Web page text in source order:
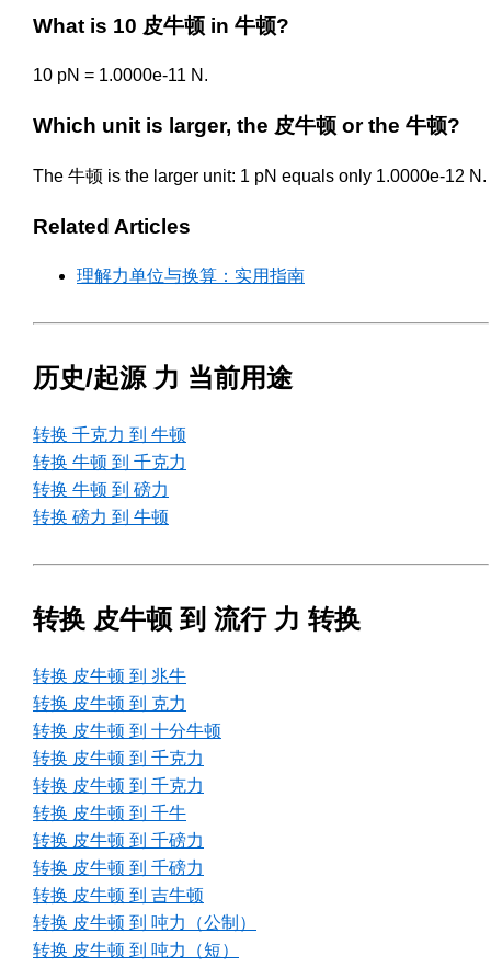
What is 10 皮牛顿 in 牛顿?
10 pN = 1.0000e-11 N.
Which unit is larger, the 皮牛顿 or the 牛顿?
The 牛顿 is the larger unit: 1 pN equals only 1.0000e-12 N.
Related Articles
理解力单位与换算：实用指南
历史/起源 力 当前用途
转换 千克力 到 牛顿
转换 牛顿 到 千克力
转换 牛顿 到 磅力
转换 磅力 到 牛顿
转换 皮牛顿 到 流行 力 转换
转换 皮牛顿 到 兆牛
转换 皮牛顿 到 克力
转换 皮牛顿 到 十分牛顿
转换 皮牛顿 到 千克力
转换 皮牛顿 到 千克力
转换 皮牛顿 到 千牛
转换 皮牛顿 到 千磅力
转换 皮牛顿 到 千磅力
转换 皮牛顿 到 吉牛顿
转换 皮牛顿 到 吨力（公制）
转换 皮牛顿 到 吨力（短）